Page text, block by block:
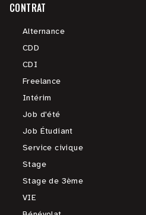
CONTRAT
Alternance
CDD
CDI
Freelance
Intérim
Job d'été
Job Étudiant
Service civique
Stage
Stage de 3ème
VIE